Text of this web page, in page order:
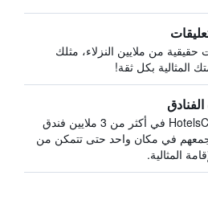
حقيقية من ملايين النزلاء، مثلك
المثالية بكل ثقة!
يبحث HotelsCombined في أكثر من 3 ملايين فندق
في مكان واحد حتى تتمكن من
المثالية.